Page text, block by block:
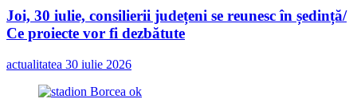
Joi, 30 iulie, consilierii județeni se reunesc în ședință/
Ce proiecte vor fi dezbătute
actualitatea 30 iulie 2026